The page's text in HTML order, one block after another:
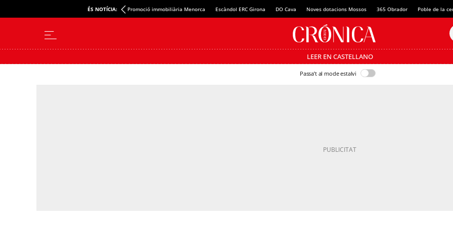
ÉS NOTÍCIA: Promoció immobiliària Menorca Escàndol ERC Girona DO Cava Noves dotacions Mossos 365 Obrador Poble de la
LEER EN CASTELLANO
Passa’t al mode estalvi